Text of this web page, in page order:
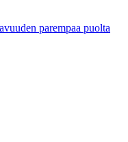
parempaa puolta